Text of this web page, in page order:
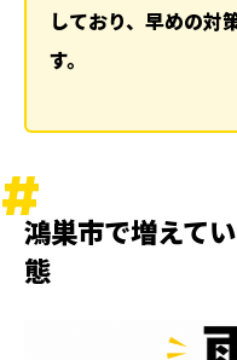
しており、早めの対
す。
鴻巣市で増えて
態